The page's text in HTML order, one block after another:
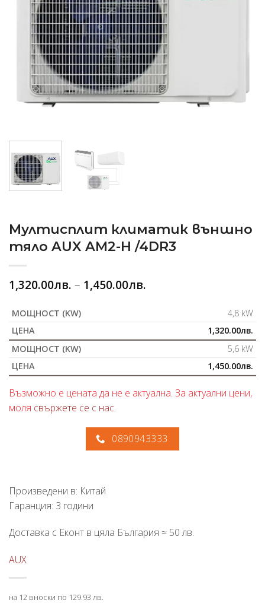
Мултисплит климатик външно
тяло AUX AM2-H /4DR3
1,320.00лв. – 1,450.00лв.
4,8 kW
1,320.00лв.
5,6 kW
1,450.00лв.
Възможно е цената да не е актуална. За актуални цени,
моля свържете се с нас.
0890943333
Произведени в: Китай
Гаранция: 3 години
Доставка с Еконт в цяла България ≈ 50 лв.
AUX
на 12 вноски по 129.93 лв.